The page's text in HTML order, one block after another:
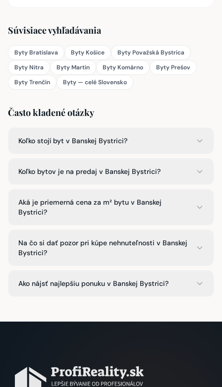
Súvisiace vyhľadávania
Byty Bratislava Byty Košice
Byty Považská Bystrica
Byty Nitra
Byty Martin Byty Komárno
Byty Prešov
Byty Trenčín
Byty — celé Slovensko
Často kladené otázky
Koľko stojí byt v Banskej Bystrici?
Koľko bytov je na predaj v Banskej Bystrici?
Aká je priemerná cena za m² bytu v Banskej
Bystrici?
Na čo si dať pozor pri kúpe nehnuteľnosti v Banskej
Bystrici?
Ako nájsť najlepšiu ponuku v Banskej Bystrici?